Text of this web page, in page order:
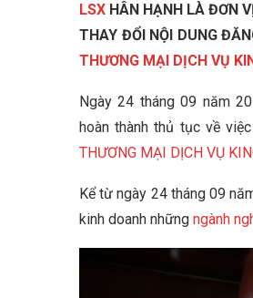
LSX HÂN HẠNH LÀ ĐƠN
THAY ĐỔI NỘI DUNG
THƯƠNG MẠI DỊCH VỤ
Ngày 24 tháng 09 năm
hoàn thành thủ tục về
THƯƠNG MẠI DỊCH VỤ
Kể từ ngày 24 tháng 09
kinh doanh những ngành